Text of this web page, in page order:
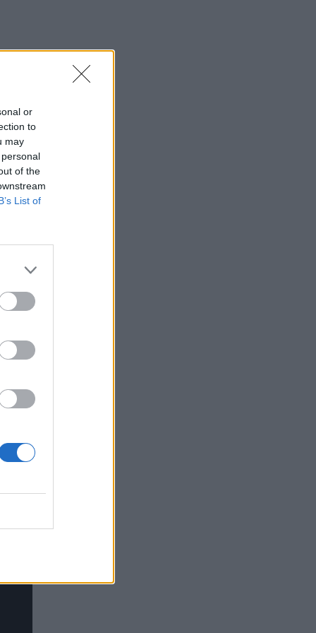
or
to
may
of the
List of